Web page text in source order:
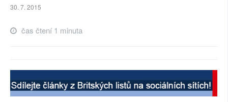
NEJČTENĚJŠÍ ZA 7 DNÍ
AUTOŘI
SOCIÁLNÍ SÍTĚ
30. 7. 2015
čas čtení 1 minuta